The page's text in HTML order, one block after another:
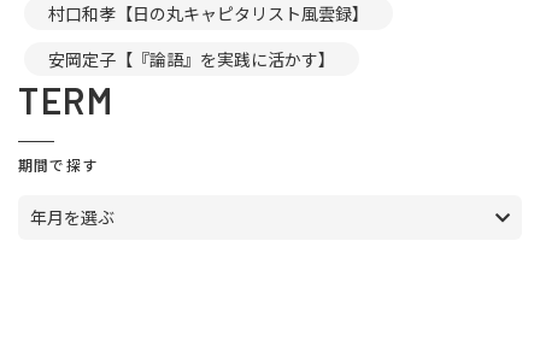
村口和孝【日の丸キャピタリスト風雲録】
安岡定子【『論語』を実践に活かす】
TERM
期間で探す
年月を選ぶ